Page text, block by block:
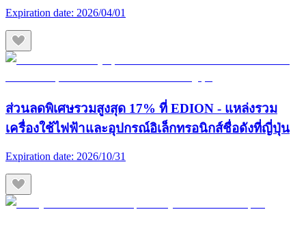
Expiration date: 2026/04/01
ส่วนลดพิเศษรวมสูงสุด 17% ที่ EDION - แหล่งรวม
เครื่องใช้ไฟฟ้าและอุปกรณ์อิเล็กทรอนิกส์ชื่อดังที่ญี่ปุ่น
Expiration date: 2026/10/31